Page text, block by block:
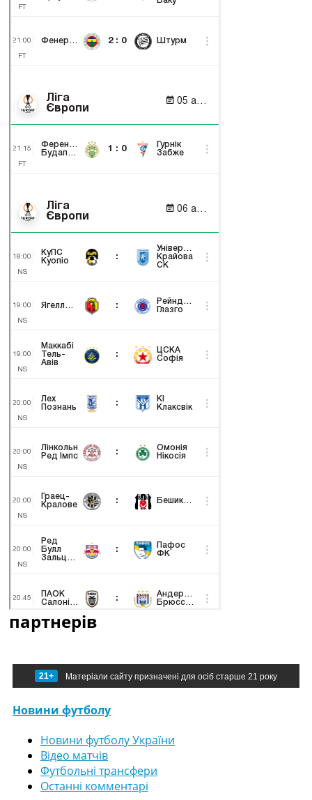
партнерів
21+ Матеріали сайту призначені для осіб старше 21 року
Новини футболу
Новини футболу України
Відео матчів
Футбольні трансфери
Останні комментарі